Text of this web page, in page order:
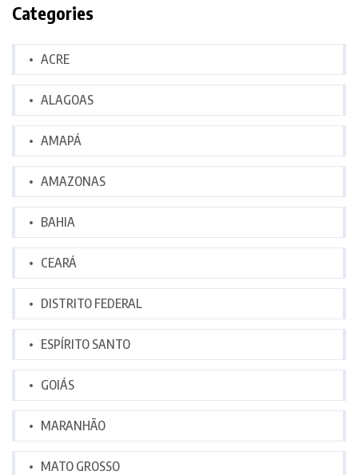
Categories
ACRE
ALAGOAS
AMAPÁ
AMAZONAS
BAHIA
CEARÁ
DISTRITO FEDERAL
ESPÍRITO SANTO
GOIÁS
MARANHÃO
MATO GROSSO